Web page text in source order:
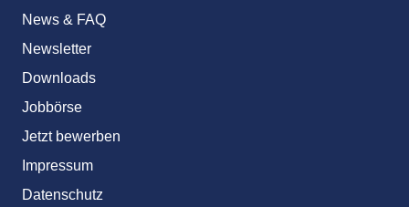
News & FAQ
Newsletter
Downloads
Jobbörse
Jetzt bewerben
Impressum
Datenschutz